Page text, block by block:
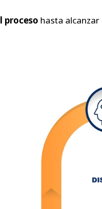
proceso hasta